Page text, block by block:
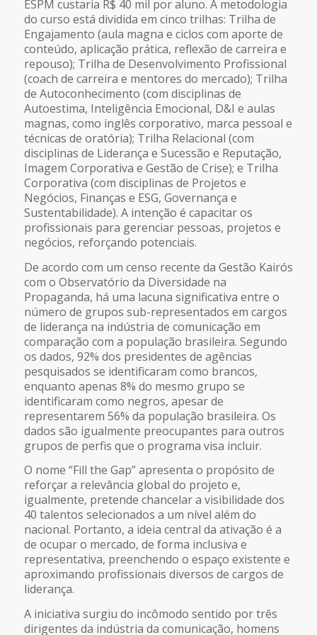
ESPM custaria R$ 40 mil por aluno. A metodologia
do curso está dividida em cinco trilhas: Trilha de
Engajamento (aula magna e ciclos com aporte de
conteúdo, aplicação prática, reflexão de carreira e
repouso); Trilha de Desenvolvimento Profissional
(coach de carreira e mentores do mercado); Trilha
de Autoconhecimento (com disciplinas de
Autoestima, Inteligência Emocional, D&I e aulas
magnas, como inglês corporativo, marca pessoal e
técnicas de oratória); Trilha Relacional (com
disciplinas de Liderança e Sucessão e Reputação,
Imagem Corporativa e Gestão de Crise); e Trilha
Corporativa (com disciplinas de Projetos e
Negócios, Finanças e ESG, Governança e
Sustentabilidade). A intenção é capacitar os
profissionais para gerenciar pessoas, projetos e
negócios, reforçando potenciais.
De acordo com um censo recente da Gestão Kairós
com o Observatório da Diversidade na
Propaganda, há uma lacuna significativa entre o
número de grupos sub-representados em cargos
de liderança na indústria de comunicação em
comparação com a população brasileira. Segundo
os dados, 92% dos presidentes de agências
pesquisados se identificaram como brancos,
enquanto apenas 8% do mesmo grupo se
identificaram como negros, apesar de
representarem 56% da população brasileira. Os
dados são igualmente preocupantes para outros
grupos de perfis que o programa visa incluir.
O nome “Fill the Gap” apresenta o propósito de
reforçar a relevância global do projeto e,
igualmente, pretende chancelar a visibilidade dos
40 talentos selecionados a um nível além do
nacional. Portanto, a ideia central da ativação é a
de ocupar o mercado, de forma inclusiva e
representativa, preenchendo o espaço existente e
aproximando profissionais diversos de cargos de
liderança.
A iniciativa surgiu do incômodo sentido por três
dirigentes da indústria da comunicação, homens